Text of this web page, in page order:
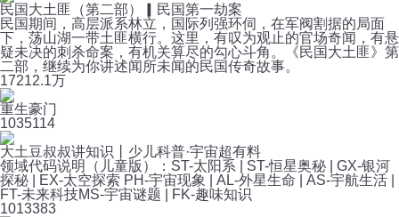
民国大土匪（第二部）▎民国第一劫案
民国期间，高层派系林立，国际列强环伺，在军阀割据的局面
下，荡山湖一带土匪横行。这里，有叹为观止的官场奇闻，有悬
疑未决的刺杀命案，有机关算尽的勾心斗角。《民国大土匪》第
二部，继续为你讲述闻所未闻的民国传奇故事。
17212.1万
重生豪门
1035114
大土豆叔叔讲知识丨少儿科普·宇宙超有料
领域代码说明（儿童版）：ST-太阳系 | ST-恒星奥秘 | GX-银河
探秘 | EX-太空探索 PH-宇宙现象 | AL-外星生命 | AS-宇航生活 |
FT-未来科技MS-宇宙谜题 | FK-趣味知识
1013383